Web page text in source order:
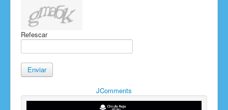
Refescar
Enviar
JComments